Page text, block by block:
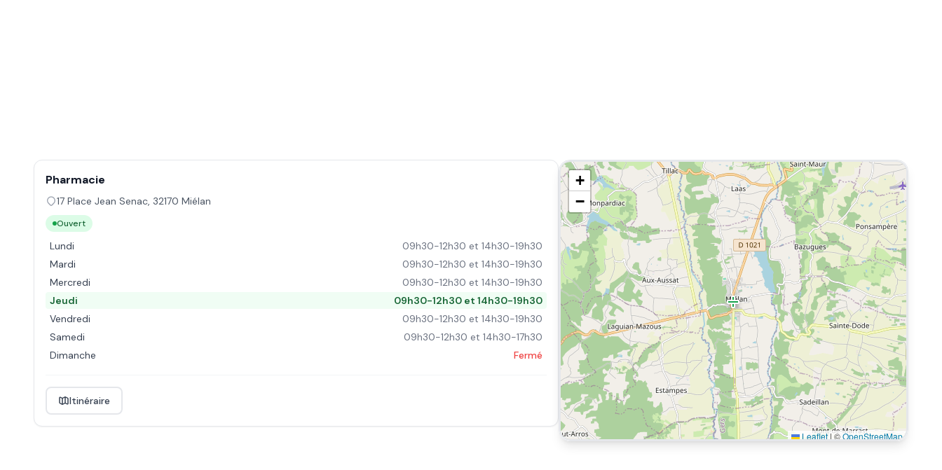
Pharmacie
17 Place Jean Senac, 32170 Miélan
Ouvert
Lundi
09h30-12h30 et 14h30-19h30
Mardi
09h30-12h30 et 14h30-19h30
Mercredi
09h30-12h30 et 14h30-19h30
Jeudi
09h30-12h30 et 14h30-19h30
Vendredi
09h30-12h30 et 14h30-19h30
Samedi
09h30-12h30 et 14h30-17h30
Dimanche
Fermé
Itinéraire
+
−
Leaflet |©OpenStreetMap